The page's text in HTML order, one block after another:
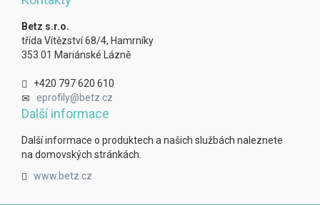
Betz s.r.o.
třída Vítězství 68/4, Hamrníky
353 01 Mariánské Lázně
+420 797 620 610
eprofily@betz.cz
Další informace
Další informace o produktech a našich službách naleznete
na domovských stránkách.
www.betz.cz